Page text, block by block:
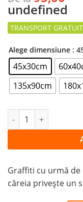
undefined
Alege dimensiune :
45x30cm
135x90cm
Cantitate Tablou
Graffiti cu urmă
căreia privește un